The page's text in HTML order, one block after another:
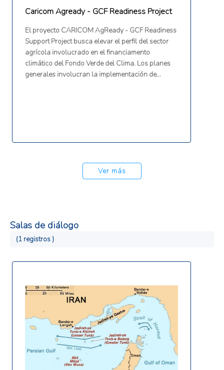
al fortalecimiento de los Sistemas Nacionales y
Regional de Innovación Agrícola como bien
público.
Caricom Agready - GCF Readiness Project
El proyecto CARICOM AgReady - GCF Readiness
Support Project busca elevar el perfil del sector
agrícola involucrado en el financiamento
climático del Fondo Verde del Clima. Los planes
generales involucran la implementación de
Ver más
Salas de diálogo
(1 registros )